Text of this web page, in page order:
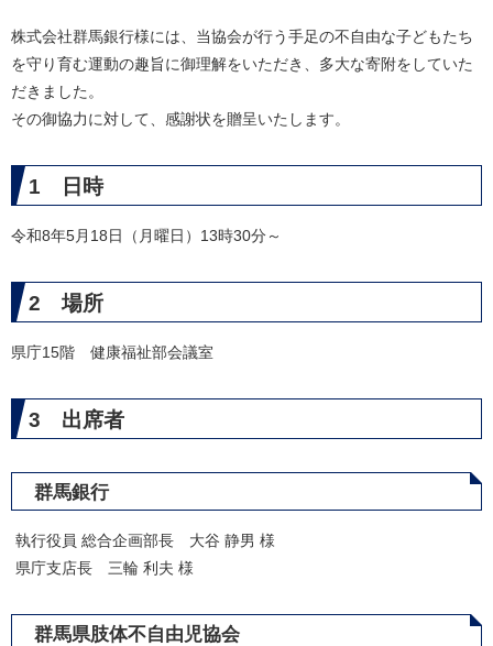
株式会社群馬銀行様には、当協会が行う手足の不自由な子どもたち
を守り育む運動の趣旨に御理解をいただき、多大な寄附をしていた
だきました。
その御協力に対して、感謝状を贈呈いたします。
1 日時
令和8年5月18日（月曜日）13時30分～
2 場所
県庁15階 健康福祉部会議室
3 出席者
群馬銀行
執行役員 総合企画部長 大谷 静男 様
県庁支店長 三輪 利夫 様
群馬県肢体不自由児協会